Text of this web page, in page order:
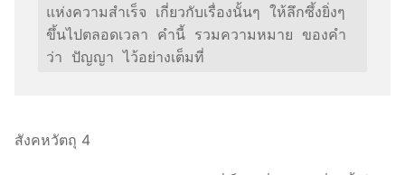
แห่งความสำเร็จ เกี่ยวกับเรื่องนั้นๆ ให้ลึกซึ้งยิ่งๆ
ขึ้นไปตลอดเวลา คำนี้ รวมความหมาย ของคำ
ว่า ปัญญา ไว้อย่างเต็มที่
สังคหวัตถุ 4